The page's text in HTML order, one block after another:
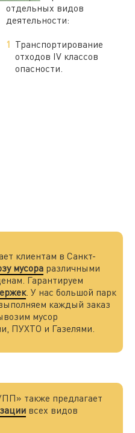
отдельных видов
деятельности:
Транспортирование
отходов IV классов
опасности.
клиентам в Санкт-
мусора различными
Гарантируем
. У нас большой парк
каждый заказ
мусор
ПУХТО и Газелями.
также предлагает
всех видов